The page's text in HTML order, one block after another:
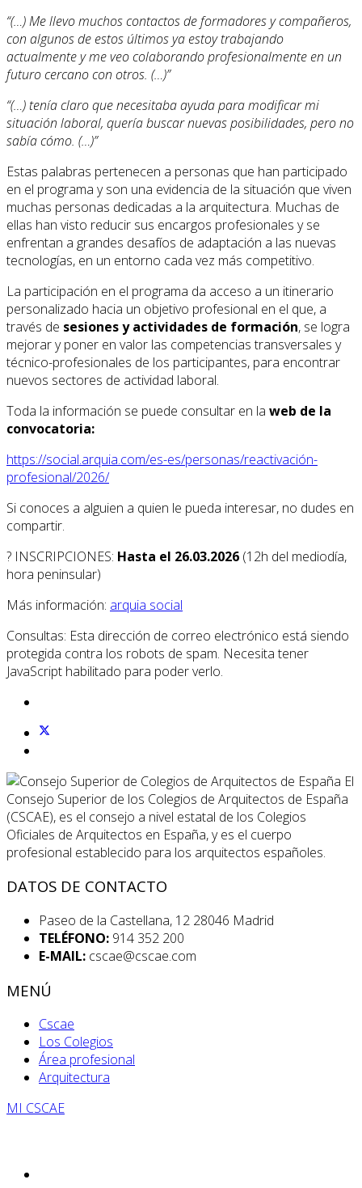
“(…) Me llevo muchos contactos de formadores y compañeros,
con algunos de estos últimos ya estoy trabajando
actualmente y me veo colaborando profesionalmente en un
futuro cercano con otros. (…)”
“(…) tenía claro que necesitaba ayuda para modificar mi
situación laboral, quería buscar nuevas posibilidades, pero no
sabía cómo. (…)”
Estas palabras pertenecen a personas que han participado
en el programa y son una evidencia de la situación que viven
muchas personas dedicadas a la arquitectura. Muchas de
ellas han visto reducir sus encargos profesionales y se
enfrentan a grandes desafíos de adaptación a las nuevas
tecnologías, en un entorno cada vez más competitivo.
La participación en el programa da acceso a un itinerario
personalizado hacia un objetivo profesional en el que, a
través de sesiones y actividades de formación, se logra
mejorar y poner en valor las competencias transversales y
técnico-profesionales de los participantes, para encontrar
nuevos sectores de actividad laboral.
Toda la información se puede consultar en la web de la
convocatoria:
https://social.arquia.com/es-es/personas/reactivación-
profesional/2026/
Si conoces a alguien a quien le pueda interesar, no dudes en
compartir.
?️ INSCRIPCIONES: Hasta el 26.03.2026 (12h del mediodía,
hora peninsular)
Más información: arquia social
Consultas: Esta dirección de correo electrónico está siendo
protegida contra los robots de spam. Necesita tener
JavaScript habilitado para poder verlo.
El
Consejo Superior de los Colegios de Arquitectos de España
(CSCAE), es el consejo a nivel estatal de los Colegios
Oficiales de Arquitectos en España, y es el cuerpo
profesional establecido para los arquitectos españoles.
DATOS DE CONTACTO
Paseo de la Castellana, 12 28046 Madrid
TELÉFONO: 914 352 200
E-MAIL: cscae@cscae.com
MENÚ
Cscae
Los Colegios
Área profesional
Arquitectura
MI CSCAE